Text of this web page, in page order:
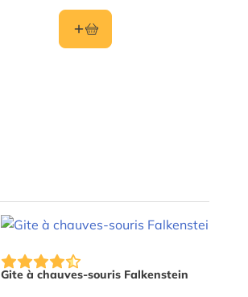
Gite à chauves-souris Falkenstein